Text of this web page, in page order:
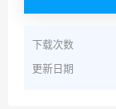
下载次数
更新日期